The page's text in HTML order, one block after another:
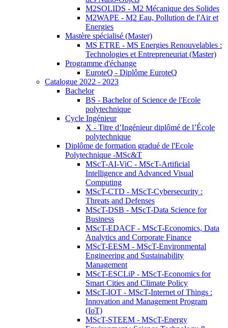
M2SOLIDS - M2 Mécanique des Solides
M2WAPE - M2 Eau, Pollution de l'Air et
Energies
Mastère spécialisé (Master)
MS ETRE - MS Energies Renouvelables :
Technologies et Entrepreneuriat (Master)
Programme d'échange
EuroteQ - Diplôme EuroteQ
Catalogue 2022 - 2023
Bachelor
BS - Bachelor of Science de l'Ecole
polytechnique
Cycle Ingénieur
X - Titre d’Ingénieur diplômé de l’École
polytechnique
Diplôme de formation gradué de l'Ecole
Polytechnique -MSc&T
MScT-AI-ViC - MScT-Artificial
Intelligence and Advanced Visual
Computing
MScT-CTD - MScT-Cybersecurity :
Threats and Defenses
MScT-DSB - MScT-Data Science for
Business
MScT-EDACF - MScT-Economics, Data
Analytics and Corporate Finance
MScT-EESM - MScT-Environmental
Engineering and Sustainability
Management
MScT-ESCLiP - MScT-Economics for
Smart Cities and Climate Policy
MScT-IOT - MScT-Internet of Things :
Innovation and Management Program
(IoT)
MScT-STEEM - MScT-Energy